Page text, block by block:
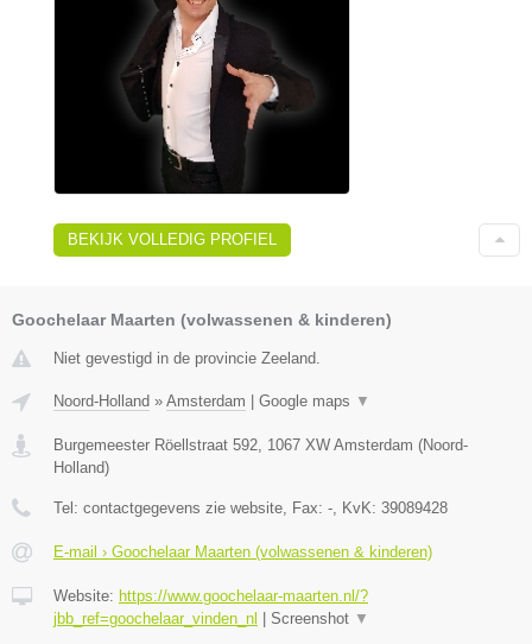
BEKIJK VOLLEDIG PROFIEL
Goochelaar Maarten (volwassenen & kinderen)
Niet gevestigd in de provincie Zeeland.
Noord-Holland » Amsterdam Google maps ▼
Burgemeester Röellstraat 592, 1067 XW Amsterdam (Noord-
Holland)
Tel: contactgegevens zie website, Fax: -, KvK: 39089428
E-mail › Goochelaar Maarten (volwassenen & kinderen)
Website: https://www.goochelaar-maarten.nl/?
jbb_ref=goochelaar_vinden_nl
Screenshot ▼